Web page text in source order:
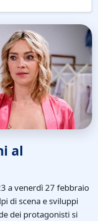
al
a venerdì 27 febbraio
di scena e sviluppi
dei protagonisti si